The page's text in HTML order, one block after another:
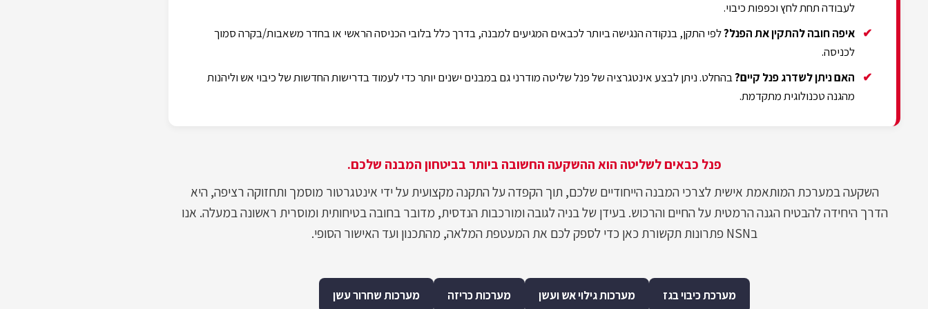
לעבודה תחת לחץ וכפפות כיבוי.
איפה חובה להתקין את הפנל?לפי התקן, בנקודה הנגישה ביותר לכבאים המגיעים למבנה, בדרך כלל בלובי הכניסה הראשי או בחדר משאבות/בקרה סמוך
לכניסה.
האם ניתן לשדרג פנל קיים?בהחלט. ניתן לבצע אינטגרציה של פנל שליטה מודרני גם במבנים ישנים יותר כדי לעמוד בדרישות החדשות של כיבוי אש וליהנות
מהגנה טכנולוגית מתקדמת.
פנל כבאים לשליטה הוא ההשקעה החשובה ביותר בביטחון המבנה שלכם.
השקעה במערכת המותאמת אישית לצרכי המבנה הייחודיים שלכם, תוך הקפדה על התקנה מקצועית על ידי אינטגרטור מוסמך ותחזוקה רציפה, היא
הדרך היחידה להבטיח הגנה הרמטית על החיים והרכוש. בעידן של בניה לגובה ומורכבות הנדסית, מדובר בחובה בטיחותית ומוסרית ראשונה במעלה. אנו
בNSN פתרונות תקשורת כאן כדי לספק לכם את המעטפת המלאה, מהתכנון ועד האישור הסופי.
מערכת כיבוי בגז מערכות גילוי אש ועשן מערכות כריזה מערכות שחרור עשן